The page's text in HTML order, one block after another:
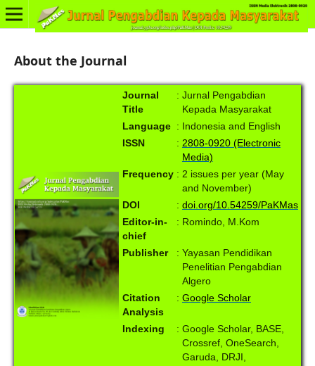
About the Journal
Journal
Title
: Jurnal Pengabdian
Kepada Masyarakat
Language : Indonesia and English
ISSN
: 2808-0920 (Electronic
Media)
Frequency : 2 issues per year (May
and November)
DOI
: doi.org/10.54259/PaKMas
Editor-in-
chief
: Romindo, M.Kom
Publisher : Yayasan Pendidikan
Penelitian Pengabdian
Algero
Citation
Analysis
: Google Scholar
Indexing : Google Scholar, BASE,
Crossref, OneSearch,
Garuda, DRJI,